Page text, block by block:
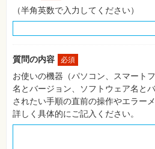
味・
素
集
自
作・
パ
ソ
コ
ン・
ホ
ビ
ー
（半角英数で入力してください）
質問の内容 必須
お使いの機器（パソコン、スマート
名とバージョン、ソフトウェア名と
されたい手順の直前の操作やエラー
詳しく具体的にご記入ください。